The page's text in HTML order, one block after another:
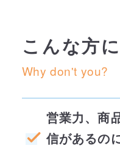
こんな方
Why don't you?
営業力、商
信があるの